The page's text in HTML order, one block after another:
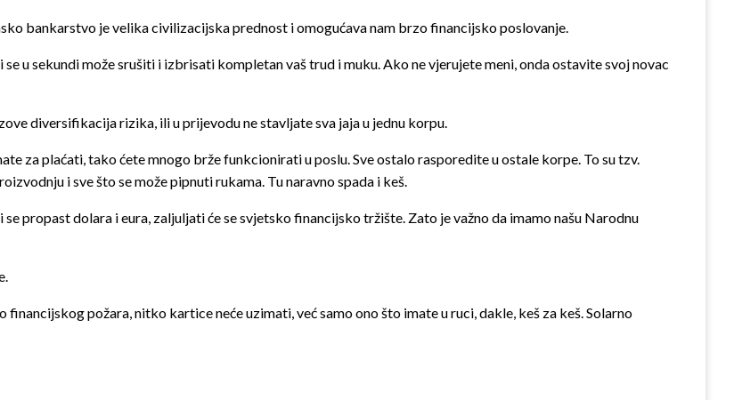
bankarstvo je velika civilizacijska prednost i omogućava nam brzo financijsko poslovanje.
u sekundi može srušiti i izbrisati kompletan vaš trud i muku. Ako ne vjerujete meni, onda ostavite svoj novac
diversifikacija rizika, ili u prijevodu ne stavljate sva jaja u jednu korpu.
za plaćati, tako ćete mnogo brže funkcionirati u poslu. Sve ostalo rasporedite u ostale korpe. To su tzv.
i sve što se može pipnuti rukama. Tu naravno spada i keš.
propast dolara i eura, zaljuljati će se svjetsko financijsko tržište. Zato je važno da imamo našu Narodnu
požara, nitko kartice neće uzimati, već samo ono što imate u ruci, dakle, keš za keš. Solarno